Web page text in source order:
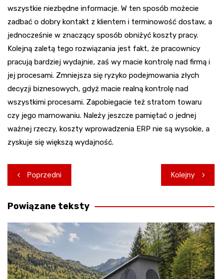
wszystkie niezbędne informacje. W ten sposób możecie
zadbać o dobry kontakt z klientem i terminowość dostaw, a
jednocześnie w znaczący sposób obniżyć koszty pracy.
Kolejną zaletą tego rozwiązania jest fakt, że pracownicy
pracują bardziej wydajnie, zaś wy macie kontrolę nad firmą i
jej procesami. Zmniejsza się ryzyko podejmowania złych
decyzji biznesowych, gdyż macie realną kontrolę nad
wszystkimi procesami. Zapobiegacie też stratom towaru
czy jego marnowaniu. Należy jeszcze pamiętać o jednej
ważnej rzeczy, koszty wprowadzenia ERP nie są wysokie, a
zyskuje się większą wydajność.
Nawigacja
wpisu
Poprzedni Kolejny
Powiązane teksty